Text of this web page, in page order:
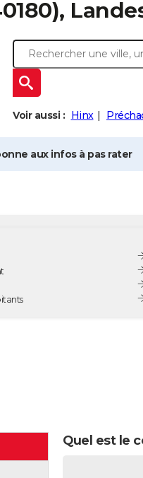
Voir aussi : Hinx
aux infos à pas rater
Quel est le